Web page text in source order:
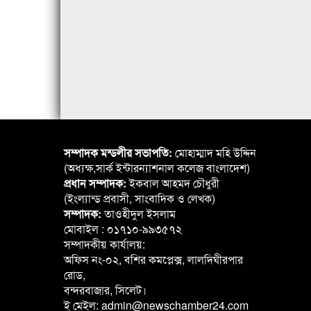
সম্পাদক মন্ডলীর সভাপতি: মোহাম্মাদ মহি উদ্দিন
(অধ্যক্ষ,সার্ক ইন্টারন্যাশনাল কলেজ বাংলাদেশ)
প্রধান সম্পাদক:ইকবাল আহমদ চৌধুরী
(ইংল্যান্ড প্রবাসী, সাংবাদিক ও লেখক)
সম্পাদক:তাওহীদুল ইসলাম
মোবাইল : ০১৭১০-৯৯৩৫৭২
সম্পাদকীয় কার্যালয়:
অফিস নং-০২, বশির কমপ্লেক্স, লালদিঘীরপার
রোড,
বন্দরবাজার, সিলেট।
ই মেইল: admin@newschamber24.com